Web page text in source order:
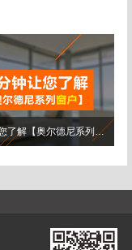
五分钟让您了解【奥尔德尼系列窗户..